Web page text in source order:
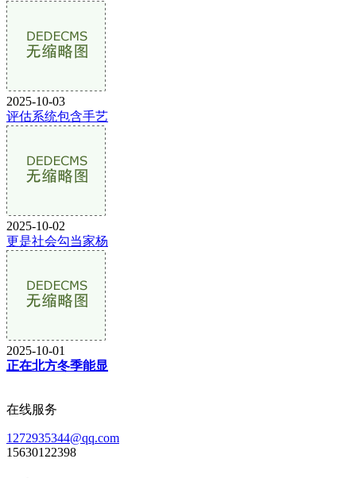
2025-10-03
评估系统包含手艺
2025-10-02
更是社会勾当家杨
2025-10-01
正在北方冬季能显
在线服务
1272935344@qq.com
15630122398